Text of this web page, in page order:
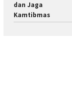
dan Jaga
Kamtibmas